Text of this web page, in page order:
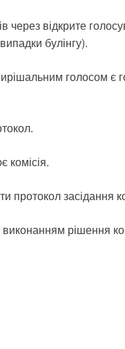
через відкрите
булінгу).
голосом є
комісія.
протокол засідання
рішення